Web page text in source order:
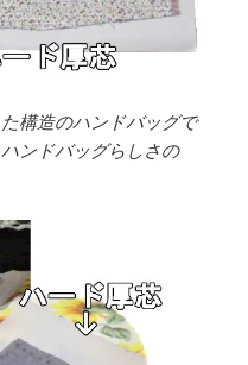
構造のハンドバッグで
ンドバッグらしさの